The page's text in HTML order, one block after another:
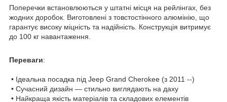
Поперечки встановлюються у штатні місця на рейлінгах, без
жодних доробок. Виготовлені з товстостінного алюмінію, що
гарантує високу міцність та надійність. Конструкція витримує
до 100 кг навантаження.
Переваги:
• Ідеальна посадка під Jeep Grand Cherokee (з 2011 --)
• Сучасний дизайн — стильно виглядають на даху
• Найкраща якість матеріалів та складових елементів